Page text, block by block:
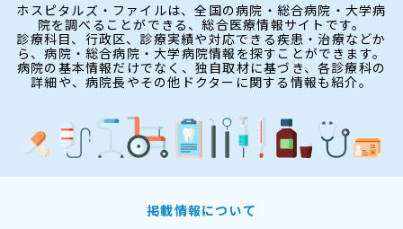
ホスピタルズ・ファイルは、全国の病院・総合病院・大学病
院を調べることができる、総合医療情報サイトです。
診療科目、行政区、診療実績や対応できる疾患・治療などか
ら、病院・総合病院・大学病院情報を探すことができます。
病院の基本情報だけでなく、独自取材に基づき、各診療科の
詳細や、病院長やその他ドクターに関する情報も紹介。
掲載情報について